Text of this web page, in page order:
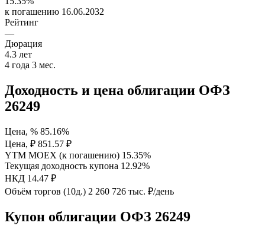
к погашению 16.06.2032
Рейтинг
—
Дюрация
4.3 лет
4 года 3 мес.
Доходность и цена облигации ОФЗ
26249
Цена, % 85.16%
Цена, ₽ 851.57 ₽
YTM MOEX (к погашению) 15.35%
Текущая доходность купона 12.92%
НКД 14.47 ₽
Объём торгов (10д.) 2 260 726 тыс. ₽/день
Купон облигации ОФЗ 26249